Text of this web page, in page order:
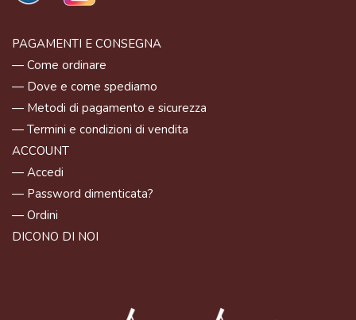
PAGAMENTI E CONSEGNA
— Come ordinare
— Dove e come spediamo
— Metodi di pagamento e sicurezza
— Termini e condizioni di vendita
ACCOUNT
— Accedi
— Password dimenticata?
— Ordini
DICONO DI NOI